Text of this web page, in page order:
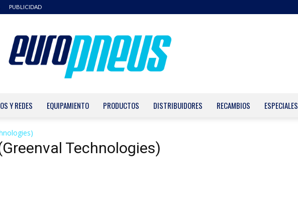
PUBLICIDAD
Y REDES EQUIPAMIENTO PRODUCTOS DISTRIBUIDORES RECAMBIOS ESPECIALES
Technologies)